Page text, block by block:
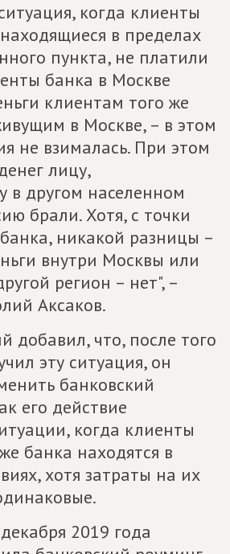
когда клиенты
в пределах
пункта, не платили
банка в Москве
клиентам того же
в Москве, – в этом
не взималась. При этом
лицу,
другом населенном
брали. Хотя, с точки
никакой разницы –
внутри Москвы или
регион – нет", –
Аксаков.
добавил, что, после того
эту ситуация, он
банковский
его действие
когда клиенты
банка находятся в
хотя затраты на их
2019 года